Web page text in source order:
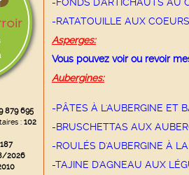
879 695
: 102
2026
-RATATOUILLE AUX
Asperges:
Vous pouvez voir ou revoir
Aubergines:
-PÂTES À L'AUBERGINE ET
-BRUSCHETTAS AUX
-ROULÉS D'AUBERGINE À
-TAJINE D'AGNEAU AUX